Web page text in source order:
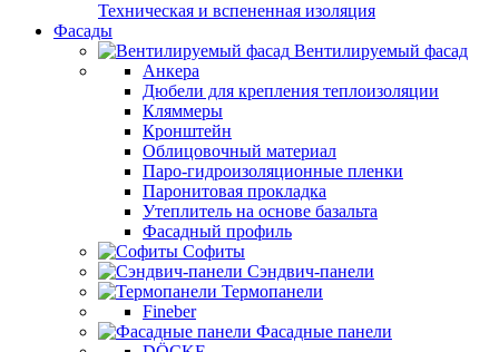
Техническая и вспененная изоляция
Фасады
Вентилируемый фасад
Анкера
Дюбели для крепления теплоизоляции
Кляммеры
Кронштейн
Облицовочный материал
Паро-гидроизоляционные пленки
Паронитовая прокладка
Утеплитель на основе базальта
Фасадный профиль
Софиты
Сэндвич-панели
Термопанели
Fineber
Фасадные панели